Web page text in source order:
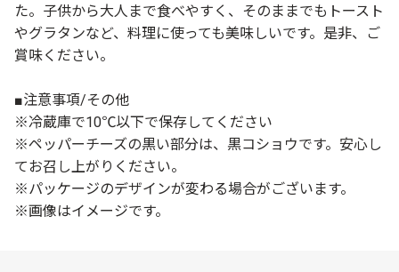
た。子供から大人まで食べやすく、そのままでもトースト
やグラタンなど、料理に使っても美味しいです。是非、ご
賞味ください。
■注意事項/その他
※冷蔵庫で10℃以下で保存してください
※ペッパーチーズの黒い部分は、黒コショウです。安心し
てお召し上がりください。
※パッケージのデザインが変わる場合がございます。
※画像はイメージです。